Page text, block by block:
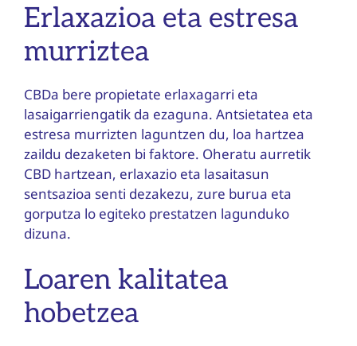
Erlaxazioa eta estresa
murriztea
CBDa bere propietate erlaxagarri eta
lasaigarriengatik da ezaguna. Antsietatea eta
estresa murrizten laguntzen du, loa hartzea
zaildu dezaketen bi faktore. Oheratu aurretik
CBD hartzean, erlaxazio eta lasaitasun
sentsazioa senti dezakezu, zure burua eta
gorputza lo egiteko prestatzen lagunduko
dizuna.
Loaren kalitatea
hobetzea